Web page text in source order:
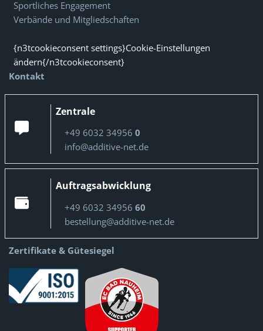
Sportliches Engagement
Verbände und Mitgliedschaften
{n3tcookieconsent settings}Cookie-Einstellungen
ändern{/n3tcookieconsent}
Kontakt
Zentrale
+49 6032 34956 0
info@additive-net.de
Auftragsabwicklung
+49 6032 34956 60
bestellung@additive-net.de
Zertifikate & Gütesiegel